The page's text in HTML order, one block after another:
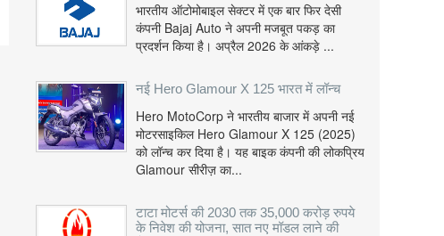
भारतीय ऑटोमोबाइल सेक्टर में एक बार फिर देसी
कंपनी Bajaj Auto ने अपनी मजबूत पकड़ का
प्रदर्शन किया है। अप्रैल 2026 के आंकड़े ...
नई Hero Glamour X 125 भारत में लॉन्च
Hero MotoCorp ने भारतीय बाजार में अपनी नई
मोटरसाइकिल Hero Glamour X 125 (2025)
को लॉन्च कर दिया है। यह बाइक कंपनी की लोकप्रिय
Glamour सीरीज़ का...
टाटा मोटर्स की 2030 तक 35,000 करोड़ रुपये
के निवेश की योजना, सात नए मॉडल लाने की